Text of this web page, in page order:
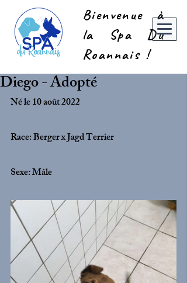
Bienvenue à
la Spa Du
Roannais !
Diego - Adopté
Né le 10 août 2022
Race: Berger x Jagd Terrier
Sexe: Mâle